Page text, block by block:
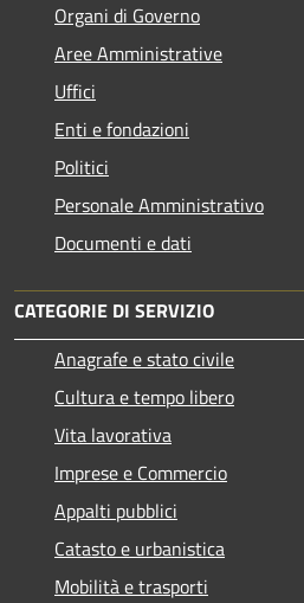
Organi di Governo
Aree Amministrative
Uffici
Enti e fondazioni
Politici
Personale Amministrativo
Documenti e dati
CATEGORIE DI SERVIZIO
Anagrafe e stato civile
Cultura e tempo libero
Vita lavorativa
Imprese e Commercio
Appalti pubblici
Catasto e urbanistica
Mobilità e trasporti